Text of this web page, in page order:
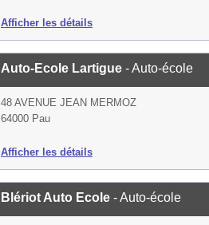
Afficher les détails
Auto-Ecole Lartigue - Auto-école
48 AVENUE JEAN MERMOZ
64000 Pau
Afficher les détails
Blériot Auto Ecole - Auto-école